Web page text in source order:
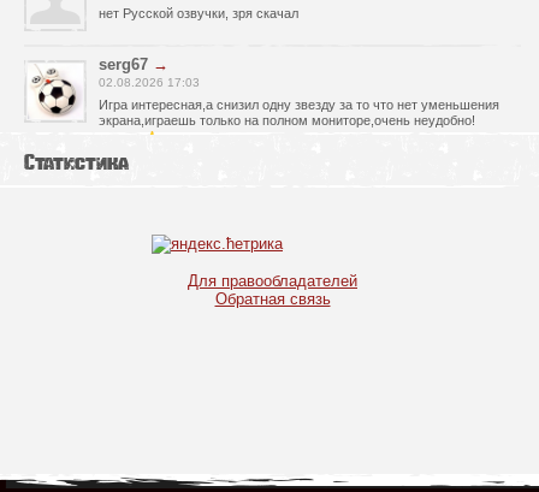
нет Русской озвучки, зря скачал
serg67 →
02.08.2026 17:03
Игра интересная,а снизил одну звезду за то что нет уменьшения
экрана,играешь только на полном мониторе,очень неудобно!
испробовал?
30.07.2026 00:43
21.07.2026 16:32
Статистика
Для правообладателей
Обратная связь